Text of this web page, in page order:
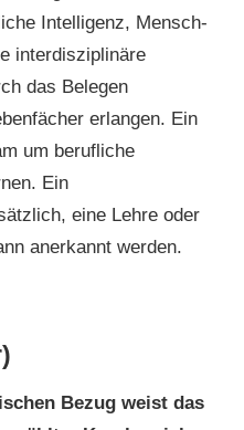
Intelligenz, Mensch-
interdisziplinäre
das Belegen
erlangen. Ein
um berufliche
Ein
eine Lehre oder
anerkannt werden.
Bezug weist das